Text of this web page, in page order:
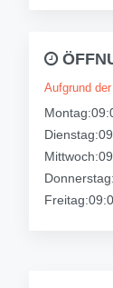
Aufgrund